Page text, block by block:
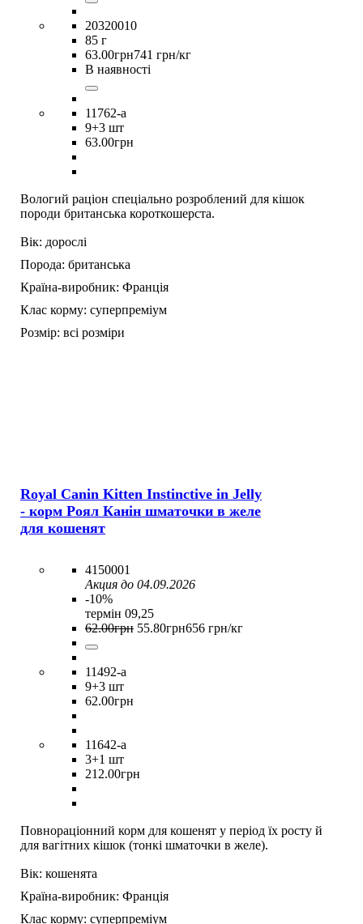
20320010
85 г
63.00грн741 грн/кг
В наявності
11762-a
9+3 шт
63.00грн
Вологий раціон спеціально розроблений для кішок
породи британська короткошерста.
Вік: дорослі
Порода: британська
Країна-виробник: Франція
Клас корму: суперпреміум
Розмір: всі розміри
Royal Canin Kitten Instinctive in Jelly
- корм Роял Канін шматочки в желе
для кошенят
4150001
Акция до 04.09.2026
-10%
термін 09,25
62.00грн 55.80грн656 грн/кг
11492-a
9+3 шт
62.00грн
11642-a
3+1 шт
212.00грн
Повнораціонний корм для кошенят у період їх росту й
для вагітних кішок (тонкі шматочки в желе).
Вік: кошенята
Країна-виробник: Франція
Клас корму: суперпреміум